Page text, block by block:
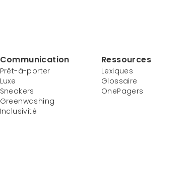
Communication
Prêt-à-porter
Luxe
Sneakers
Greenwashing
Inclusivité
Ressources
Lexiques
Glossaire
OnePagers